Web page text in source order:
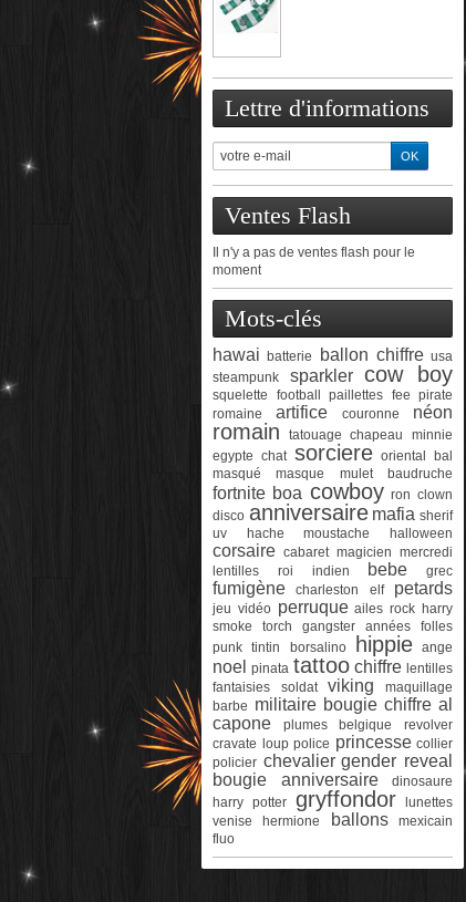
Lettre d'informations
Ventes Flash
Il n'y a pas de ventes flash pour le
moment
Mots-clés
hawai batterie ballon chiffre usa
steampunk
sparkler cow boy
squelette football paillettes fee pirate
romaine
artifice couronne néon
romain tatouage chapeau
minnie
egypte chat sorciere oriental bal
masqué
masque mulet baudruche
fortnite boa cowboy ron clown
disco anniversaire mafia sherif
uv
hache moustache halloween
corsaire cabaret magicien mercredi
lentilles
roi indien bebe grec
fumigène charleston elf petards
jeu vidéo perruque ailes rock harry
smoke torch
gangster
années folles
punk tintin borsalino hippie ange
noel pinata tattoo chiffre lentilles
fantaisies
soldat viking
maquillage
barbe militaire bougie chiffre al
capone
plumes belgique
revolver
cravate loup police princesse collier
policier chevalier gender reveal
bougie anniversaire
dinosaure
harry potter gryffondor lunettes
venise
hermione ballons
mexicain
fluo